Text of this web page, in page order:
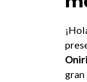
gran